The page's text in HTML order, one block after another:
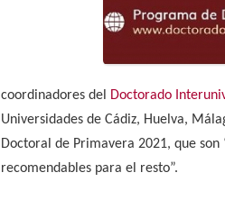
coordinadores del Doctorado
Universidades de Cádiz, Huelva,
Doctoral de Primavera 2021, que
recomendables para el resto”.